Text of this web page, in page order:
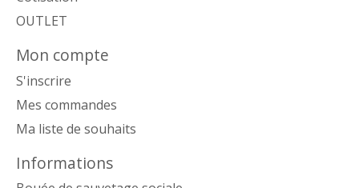
OUTLET
Mon compte
S'inscrire
Mes commandes
Ma liste de souhaits
Informations